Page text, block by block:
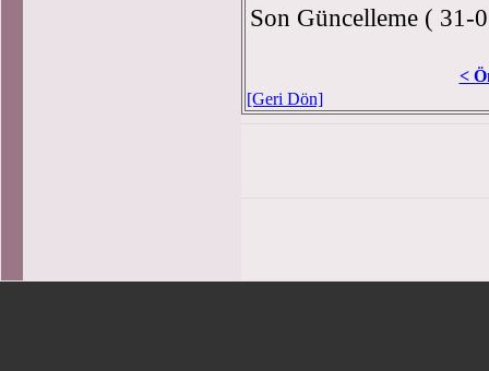
Son Güncelleme ( 31-
<
[Geri Dön]